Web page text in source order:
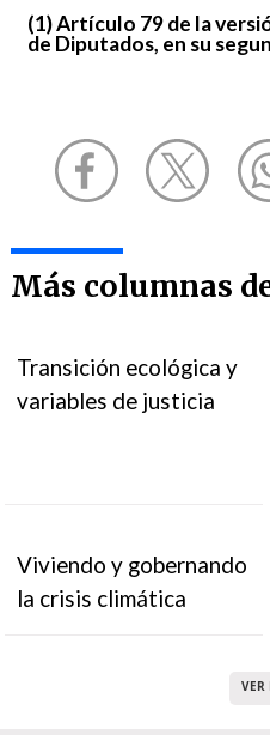
(1) Artículo 79 de la
de Diputados, en su
Más columnas
Transición ecológica y
variables de justicia
Viviendo y gobernando
la crisis climática
VER